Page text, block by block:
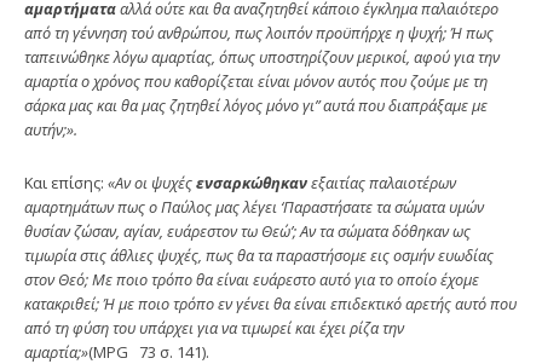
αμαρτήματααλλά ούτε και θα αναζητηθεί κάποιο έγκλημα παλαιότερο
από τη γέννηση τού ανθρώπου, πως λοιπόν προϋπήρχε η ψυχή; Ή πως
ταπεινώθηκε λόγω αμαρτίας, όπως υποστηρί­ζουν μερικοί, αφού για την
αμαρτία ο χρόνος που καθορί­ζεται είναι μόνον αυτός που ζούμε με τη
σάρκα μας και θα μας ζητηθεί λόγος μόνο γι” αυτά που διαπράξαμε με
αυτήν;».
Και επίσης: «Αν οι ψυχέςενσαρκώθηκανεξαιτίας πα­λαιοτέρων
αμαρτημάτων πως ο Παύλος μας λέγει ‘Παραστήσατε τα σώματα υμών
θυσίαν ζώσαν, αγίαν, ευάρεστον τω Θεώ’; Αν τα σώματα δόθηκαν ως
τιμωρία στις άθλιες ψυχές, πως θα τα παραστήσομε εις οσμήν ευωδίας
στον Θεό; Με ποιο τρόπο θα είναι ευάρεστο αυτό για το οποίο έχομε
κατακριθεί; Ή με ποιο τρόπο εν γένει θα είναι επι­δεκτικό αρετής αυτό που
από τη φύση του υπάρχει για να τιμωρεί και έχει ρίζα την
αμαρτία;»(MPG 73 σ. 141).